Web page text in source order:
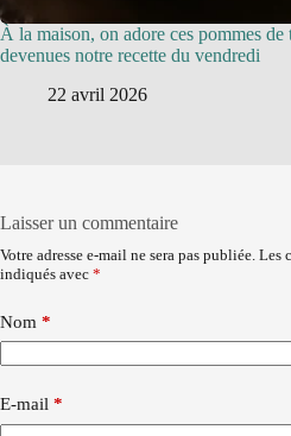
À la maison, on adore ces pommes de
devenues notre recette du vendredi
22 avril 2026
Laisser un commentaire
Votre adresse e-mail ne sera pas publiée. Les
indiqués avec *
Nom *
E-mail *